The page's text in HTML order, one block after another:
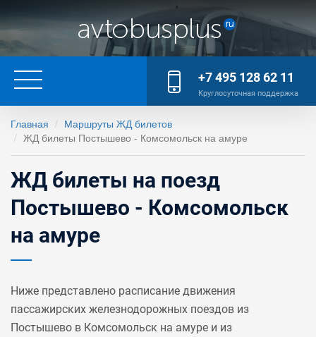
+7 495 128 62 11
Круглосуточная поддержка
Главная
Маршруты ЖД билетов
ЖД билеты Постышево - Комсомольск на амуре
ЖД билеты на поезд
Постышево - Комсомольск
на амуре
Ниже представлено расписание движения
пассажирских железнодорожных поездов из
Постышево в Комсомольск на амуре и из